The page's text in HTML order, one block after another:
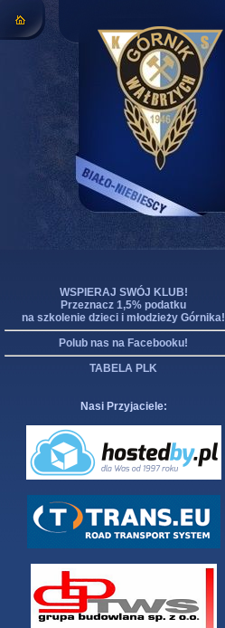
WSPIERAJ SWÓJ KLUB!
Przeznacz 1,5% podatku
na szkolenie dzieci i młodzieży Górnika!
Polub nas na Facebooku!
TABELA PLK
Nasi Przyjaciele: